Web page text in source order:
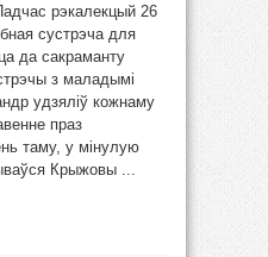
рэкалекцый 26
сустрэча для
да сакраманту
з маладымі
удзяліў кожнаму
праз
таму, у мінулую
Крыжовы ...